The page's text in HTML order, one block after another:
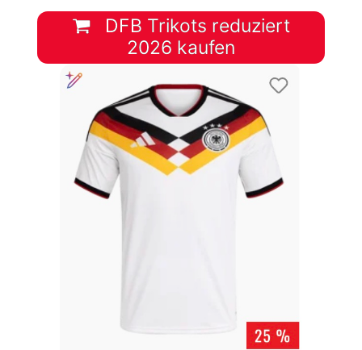
DFB Trikots reduziert
2026 kaufen